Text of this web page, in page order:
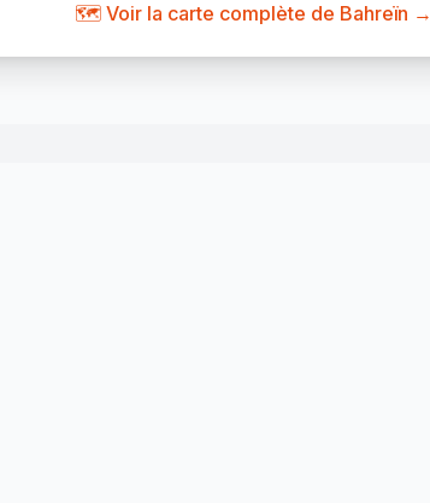
🗺️ Voir la carte complète de Bahreïn →